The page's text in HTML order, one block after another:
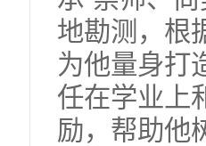
地勘测，根
为他量身
任在学业上
励，帮助他